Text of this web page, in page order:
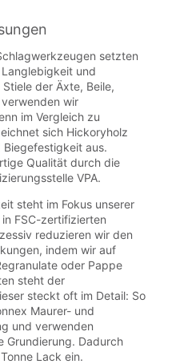
setzten
und
der Äxte, Beile,
wir
im Vergleich zu
sich Hickoryholz
aus.
Qualität durch die
VPA.
steht im Fokus unserer
FSC-zertifizierten
reduzieren wir den
indem wir auf
oder Pappe
steht der
steckt oft im Detail: So
Maurer- und
und verwenden
Grundierung. Dadurch
Lack ein.